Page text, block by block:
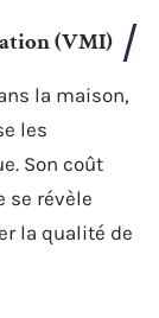
(VMI)
la maison,
les
Son coût
se révèle
la qualité de